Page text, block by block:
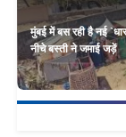
मुंबई में बस रही है नई
नीचे बस्ती ने जमाई जड़ें